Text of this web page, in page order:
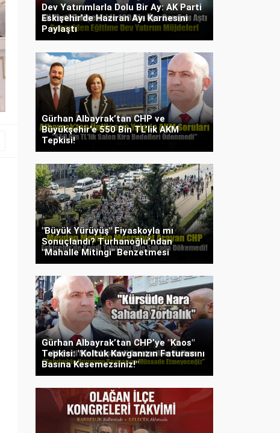
Dev Yatırımlarla Dolu Bir Ay: AK Parti
Eskişehir’de Haziran Ayı Karnesini
Paylaştı
Gürhan Albayrak’tan CHP ve
Büyükşehir’e 550 Bin TL’lik AKM
Tepkisi!
"Büyük Yürüyüş" Fiyaskoyla mı
Sonuçlandı? Turhanoğlu’ndan
"Mahalle Mitingi" Benzetmesi
Gürhan Albayrak’tan CHP’ye "Kaos"
Tepkisi: "Koltuk Kavganızın Faturasını
Basına Kesemezsiniz!"